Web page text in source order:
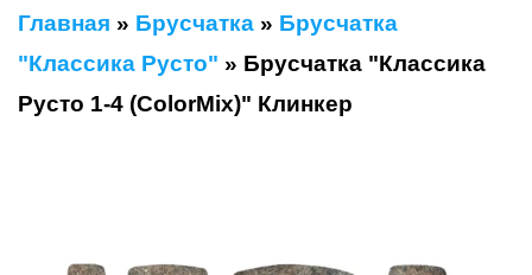
Главная » Брусчатка » Брусчатка
"Классика Русто" » Брусчатка "Классика
Русто 1-4 (ColorMix)" Клинкер